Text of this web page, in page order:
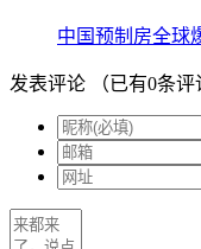
中国预制房全球
发表评论 （已有0条评